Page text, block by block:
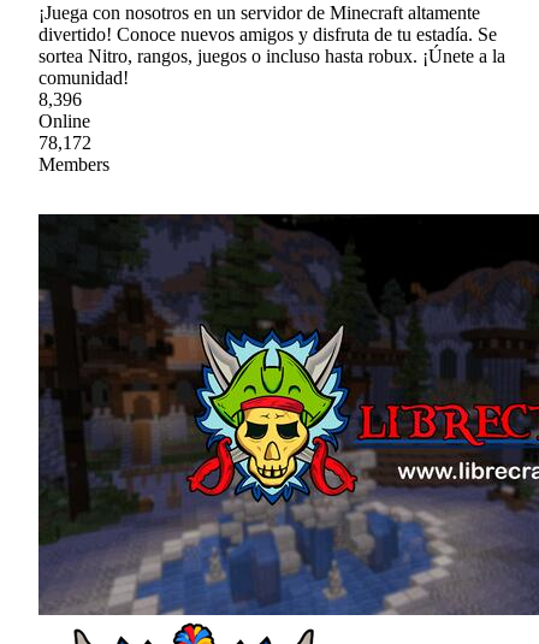
¡Juega con nosotros en un servidor de Minecraft altamente
divertido! Conoce nuevos amigos y disfruta de tu estadía. Se
sortea Nitro, rangos, juegos o incluso hasta robux. ¡Únete a la
comunidad!
8,396
Online
78,172
Members